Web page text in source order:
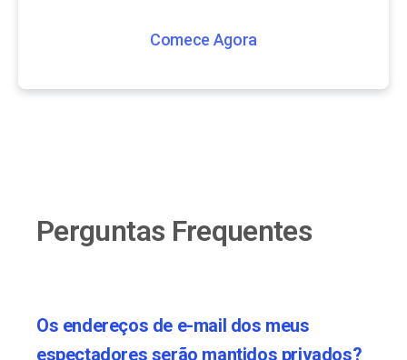
Comece Agora
Perguntas Frequentes
Os endereços de e-mail dos meus
espectadores serão mantidos privados?